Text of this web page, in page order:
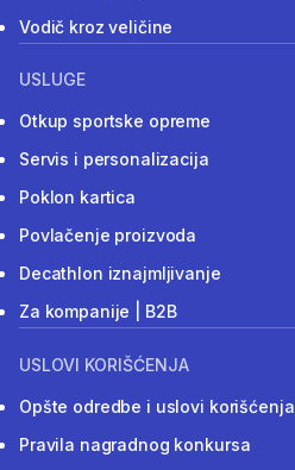
Vodič kroz veličine
USLUGE
Otkup sportske opreme
Servis i personalizacija
Poklon kartica
Povlačenje proizvoda
Decathlon iznajmljivanje
Za kompanije | B2B
USLOVI KORIŠĆENJA
Opšte odredbe i uslovi korišćenja
Pravila nagradnog konkursa